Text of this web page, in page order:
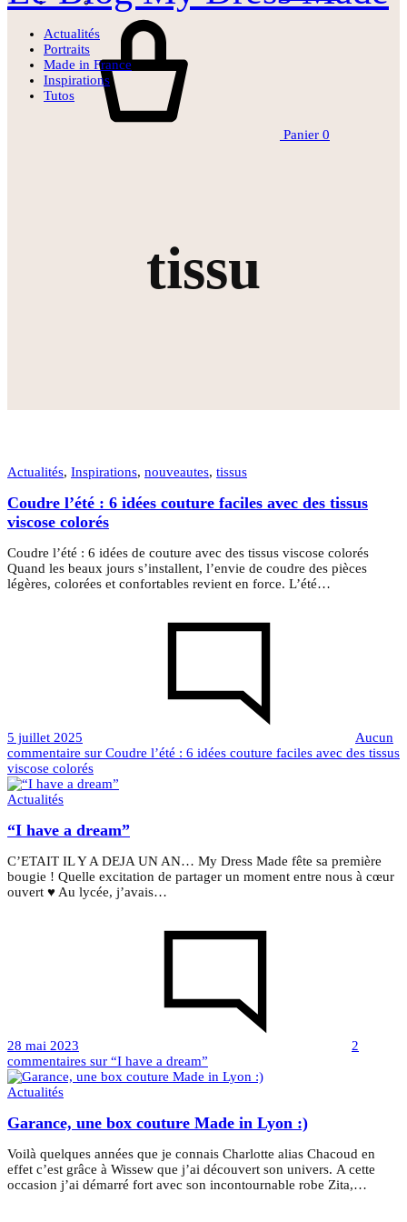
Panier 0
Actualités
Portraits
Made in France
Inspirations
Tutos
tissu
Actualités, Inspirations, nouveautes, tissus
Coudre l’été : 6 idées couture faciles avec des tissus
viscose colorés
Coudre l’été : 6 idées de couture avec des tissus viscose colorés
Quand les beaux jours s’installent, l’envie de coudre des pièces
légères, colorées et confortables revient en force. L’été…
5 juillet 2025
Aucun
commentaire sur Coudre l’été : 6 idées couture faciles avec des tissus
viscose colorés
Actualités
“I have a dream”
C’ETAIT IL Y A DEJA UN AN… My Dress Made fête sa première
bougie ! Quelle excitation de partager un moment entre nous à cœur
ouvert ♥️ Au lycée, j’avais…
28 mai 2023
2
commentaires sur “I have a dream”
Actualités
Garance, une box couture Made in Lyon :)
Voilà quelques années que je connais Charlotte alias Chacoud en
effet c’est grâce à Wissew que j’ai découvert son univers. A cette
occasion j’ai démarré fort avec son incontournable robe Zita,…